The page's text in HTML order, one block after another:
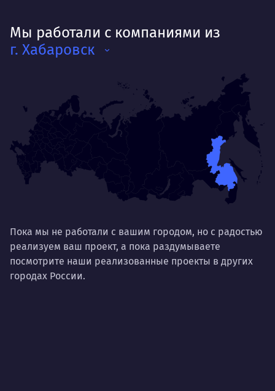
Деятельность
каждого в отдельности
Нравится
Дышать. Без этого совсем не могу.
Умею
О работе
Ты — это то, что ты делаешь. Этим всё
сказано.
Мы работали с компаниями из
г. Хабаровск
Пока мы не работали с вашим городом, но с радостью
реализуем ваш проект, а пока раздумываете
посмотрите наши реализованные проекты в других
городах России.